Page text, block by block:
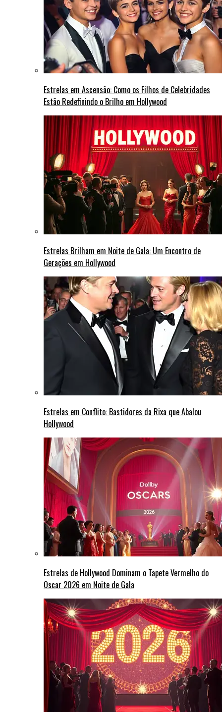
Estrelas em Ascensão: Como os Filhos de Celebridades
Estão Redefinindo o Brilho em Hollywood
Estrelas Brilham em Noite de Gala: Um Encontro de
Gerações em Hollywood
Estrelas em Conflito: Bastidores da Rixa que Abalou
Hollywood
Estrelas de Hollywood Dominam o Tapete Vermelho do
Oscar 2026 em Noite de Gala